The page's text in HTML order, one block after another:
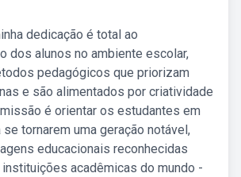
dedicação é total ao
dos alunos no ambiente escolar,
pedagógicos que priorizam
e são alimentados por criatividade
é orientar os estudantes em
se tornarem uma geração notável,
educacionais reconhecidas
acadêmicas do mundo -